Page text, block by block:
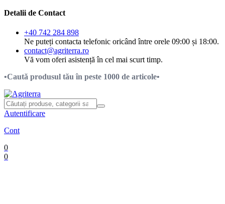
Detalii de Contact
+40 742 284 898
Ne puteți contacta telefonic oricând între orele 09:00 și 18:00.
contact@agriterra.ro
Vă vom oferi asistență în cel mai scurt timp.
•Caută produsul tău în peste 1000 de articole•
Autentificare
Cont
0
0